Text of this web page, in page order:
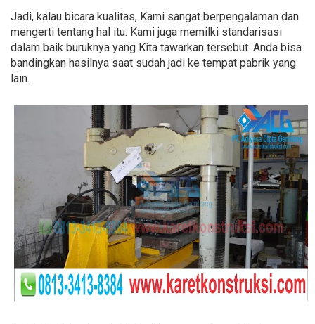
Jadi, kalau bicara kualitas, Kami sangat berpengalaman dan
mengerti tentang hal itu. Kami juga memilki standarisasi
dalam baik buruknya yang Kita tawarkan tersebut. Anda bisa
bandingkan hasilnya saat sudah jadi ke tempat pabrik yang
lain.